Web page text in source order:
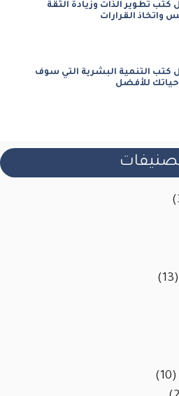
تطوير الذات وزيادة الثقة
واتخاذ القرارات
كتب التنمية البشرية التي سوف
حياتك للأفضل
(13)
(10)